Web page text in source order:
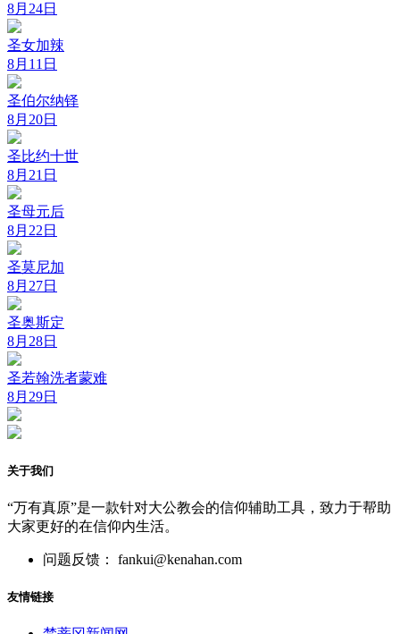
8月24日
圣女加辣
8月11日
圣伯尔纳铎
8月20日
圣比约十世
8月21日
圣母元后
8月22日
圣莫尼加
8月27日
圣奥斯定
8月28日
圣若翰洗者蒙难
8月29日
关于我们
“万有真原”是一款针对大公教会的信仰辅助工具，致力于帮助
大家更好的在信仰内生活。
问题反馈： fankui@kenahan.com
友情链接